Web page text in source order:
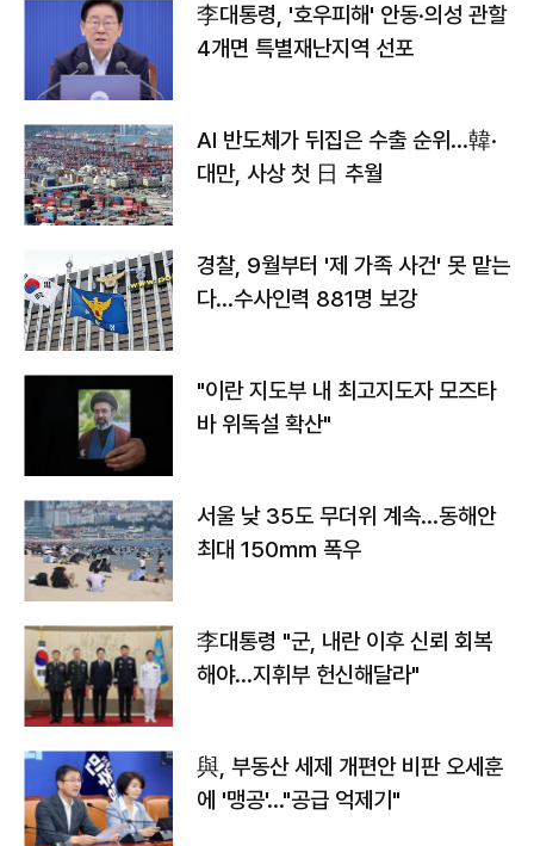
李대통령, '호우피해' 안동·의성 관할
4개면 특별재난지역 선포
AI 반도체가 뒤집은 수출 순위…韓·
대만, 사상 첫 日 추월
경찰, 9월부터 '제 가족 사건' 못 맡는
다…수사인력 881명 보강
"이란 지도부 내 최고지도자 모즈타
바 위독설 확산"
서울 낮 35도 무더위 계속…동해안
최대 150㎜ 폭우
李대통령 "군, 내란 이후 신뢰 회복
해야…지휘부 헌신해달라"
與, 부동산 세제 개편안 비판 오세훈
에 '맹공'…"공급 억제기"